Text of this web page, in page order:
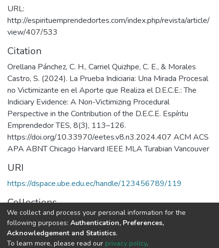
URL:
http://espirituemprendedortes.com/index.php/revista/article/
view/407/533
Citation
Orellana Pánchez, C. H., Carriel Quizhpe, C. E., & Morales
Castro, S. (2024). La Prueba Indiciaria: Una Mirada Procesal
no Victimizante en el Aporte que Realiza el D.E.C.E.: The
Indiciary Evidence: A Non-Victimizing Procedural
Perspective in the Contribution of the D.E.C.E. Espí­ritu
Emprendedor TES, 8(3), 113–126.
https://doi.org/10.33970/eetes.v8.n3.2024.407 ACM ACS
APA ABNT Chicago Harvard IEEE MLA Turabian Vancouver
URI
https://dspace.ube.edu.ec/handle/123456789/119
Collections
Artículos Científicos
Full item page
We collect and process your personal information for the
following purposes: Authentication, Preferences,
Acknowledgement and Statistics.
To learn more, please read our privacy policy.